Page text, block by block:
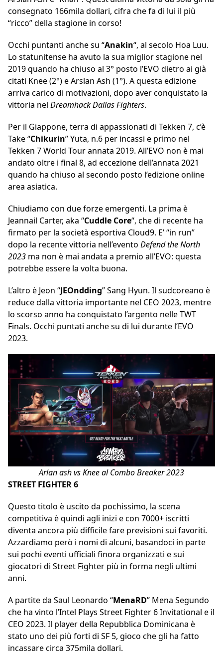
consegnato 166mila dollari, cifra che fa di lui il più
“ricco” della stagione in corso!
Occhi puntanti anche su “Anakin“, al secolo Hoa Luu.
Lo statunitense ha avuto la sua miglior stagione nel
2019 quando ha chiuso al 3° posto l’EVO dietro ai già
citati Knee (2°) e Arslan Ash (1°). A questa edizione
arriva carico di motivazioni, dopo aver conquistato la
vittoria nel Dreamhack Dallas Fighters.
Per il Giappone, terra di appassionati di Tekken 7, c’è
Take “Chikurin” Yuta, n.6 per incassi e primo nel
Tekken 7 World Tour annata 2019. All’EVO non è mai
andato oltre i final 8, ad eccezione dell’annata 2021
quando ha chiuso al secondo posto l’edizione online
area asiatica.
Chiudiamo con due forze emergenti. La prima è
Jeannail Carter, aka “Cuddle Core“, che di recente ha
firmato per la società esportiva Cloud9. E’ “in run”
dopo la recente vittoria nell’evento Defend the North
2023 ma non è mai andata a premio all’EVO: questa
potrebbe essere la volta buona.
L’altro è Jeon “JEOndding” Sang Hyun. Il sudcoreano è
reduce dalla vittoria importante nel CEO 2023, mentre
lo scorso anno ha conquistato l’argento nelle TWT
Finals. Occhi puntati anche su di lui durante l’EVO
2023.
Arlan ash vs Knee al Combo Breaker 2023
STREET FIGHTER 6
Questo titolo è uscito da pochissimo, la scena
competitiva è quindi agli inizi e con 7000+ iscritti
diventa ancora più difficile fare previsioni sui favoriti.
Azzardiamo però i nomi di alcuni, basandoci in parte
sui pochi eventi ufficiali finora organizzati e sui
giocatori di Street Fighter più in forma negli ultimi
anni.
A partite da Saul Leonardo “MenaRD” Mena Segundo
che ha vinto l’Intel Plays Street Fighter 6 Invitational e il
CEO 2023. Il player della Repubblica Dominicana è
stato uno dei più forti di SF 5, gioco che gli ha fatto
incassare circa 375mila dollari.